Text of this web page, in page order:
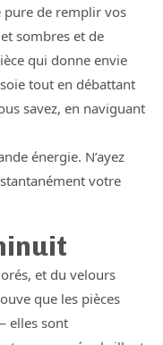
pure de remplir vos
sombres et de
qui donne envie
tout en débattant
savez, en naviguant
énergie. N’ayez
votre
et du velours
que les pièces
elles sont